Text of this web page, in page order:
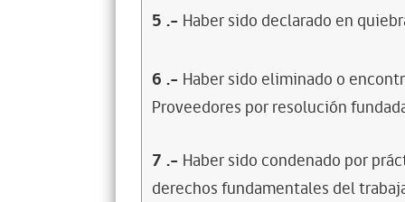
5 .- Haber sido declarado en
6 .- Haber sido eliminado o
Proveedores por resolución
7 .- Haber sido condenado por
derechos fundamentales del